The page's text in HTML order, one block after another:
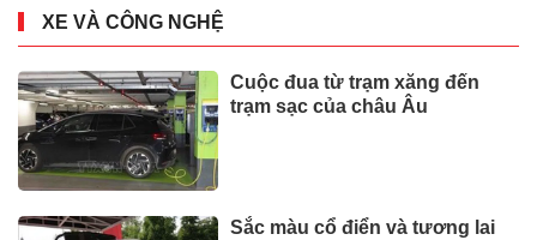
XE VÀ CÔNG NGHỆ
Cuộc đua từ trạm xăng đến
trạm sạc của châu Âu
Sắc màu cổ điển và tương lai